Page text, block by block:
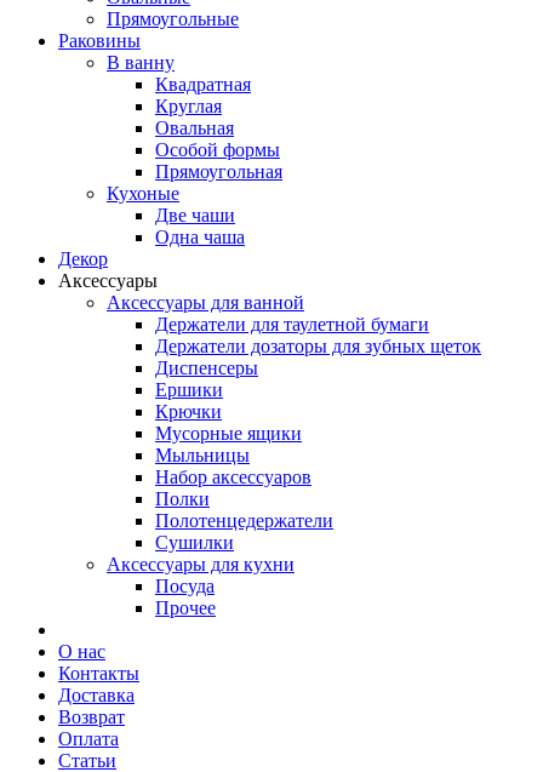
Прямоугольные
Раковины
В ванну
Квадратная
Круглая
Овальная
Особой формы
Прямоугольная
Кухоные
Две чаши
Одна чаша
Декор
Аксессуары
Аксессуары для ванной
Держатели для таулетной бумаги
Держатели дозаторы для зубных щеток
Диспенсеры
Ершики
Крючки
Мусорные ящики
Мыльницы
Набор аксессуаров
Полки
Полотенцедержатели
Сушилки
Аксессуары для кухни
Посуда
Прочее
О нас
Контакты
Доставка
Возврат
Оплата
Статьи